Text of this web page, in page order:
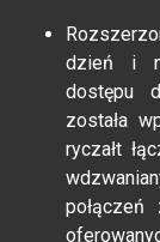
dzień i
dostępu
została
ryczałt